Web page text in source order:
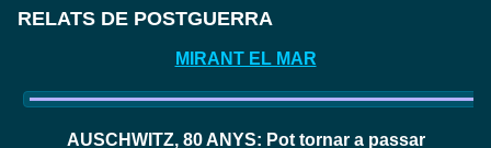
RELATS DE POSTGUERRA
MIRANT EL MAR
AUSCHWITZ, 80 ANYS: Pot tornar a passar